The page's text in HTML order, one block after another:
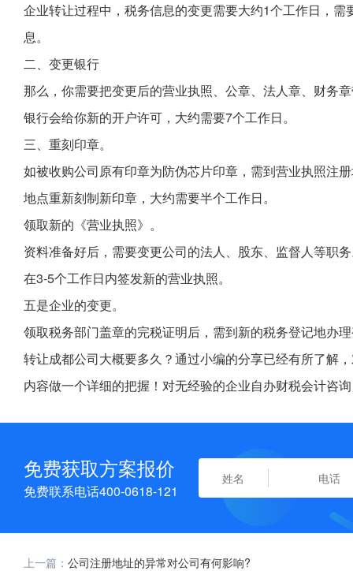
企业转让过程中，税务信息的变更需要大约1个工作日，
息。
二、变更银行
那么，你需要把变更后的营业执照、公章、法人章、财务
银行会给你新的开户许可，大约需要7个工作日。
三、重刻印章。
如被收购公司原有印章为防伪芯片印章，需到营业执照注
地点重新刻制新印章，大约需要半个工作日。
领取新的《营业执照》。
资料准备好后，需要变更公司的法人、股东、监督人等职
在3-5个工作日内签发新的营业执照。
五是企业的变更。
领取税务部门盖章的完税证明后，需到新的税务登记地办
转让成都公司大概要多久？通过小编的分享已经有所了解
内容做一个详细的把握！对无经验的企业自办财税会计咨
免费获取方案报价
免费联系电话400-0618-121
上一篇： 公司注册地址的异常对公司有何影响?